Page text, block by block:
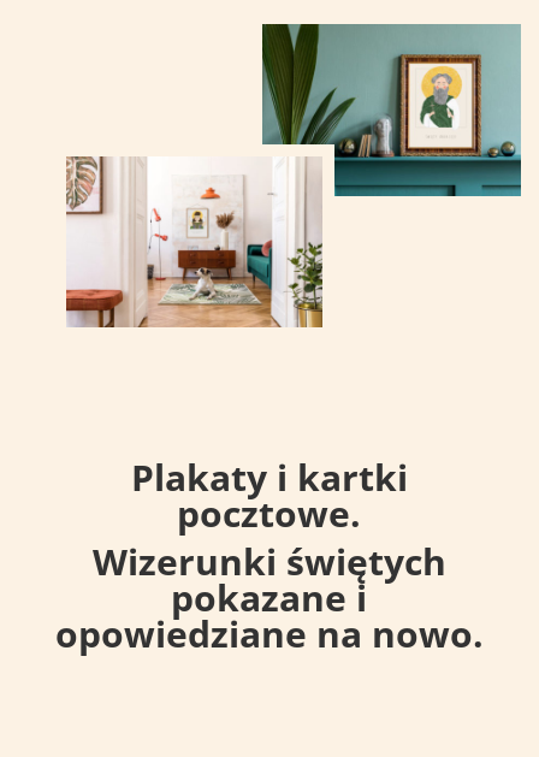
Plakaty i kartki
pocztowe.
Wizerunki świętych
pokazane i
opowiedziane na nowo.